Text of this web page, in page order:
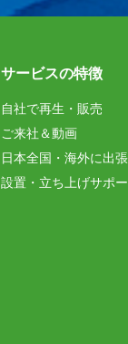
サービスの特徴
自社で再生・販売
ご来社＆動画
日本全国・海外に出
設置・立ち上げサポー